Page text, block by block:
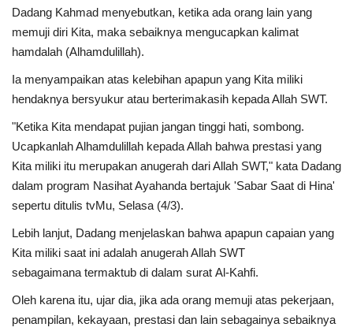
Dadang Kahmad menyebutkan, ketika ada orang lain yang
memuji diri Kita, maka sebaiknya mengucapkan kalimat
hamdalah (Alhamdulillah).
Ia menyampaikan atas kelebihan apapun yang Kita miliki
hendaknya bersyukur atau berterimakasih kepada Allah SWT.
"Ketika Kita mendapat pujian jangan tinggi hati, sombong.
Ucapkanlah Alhamdulillah kepada Allah bahwa prestasi yang
Kita miliki itu merupakan anugerah dari Allah SWT," kata Dadang
dalam program Nasihat Ayahanda bertajuk 'Sabar Saat di Hina'
sepertu ditulis tvMu, Selasa (4/3).
Lebih lanjut, Dadang menjelaskan bahwa apapun capaian yang
Kita miliki saat ini adalah anugerah Allah SWT
sebagaimana termaktub di dalam surat Al-Kahfi.
Oleh karena itu, ujar dia, jika ada orang memuji atas pekerjaan,
penampilan, kekayaan, prestasi dan lain sebagainya sebaiknya